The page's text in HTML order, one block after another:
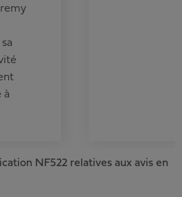
à
NF522 relatives aux avis en